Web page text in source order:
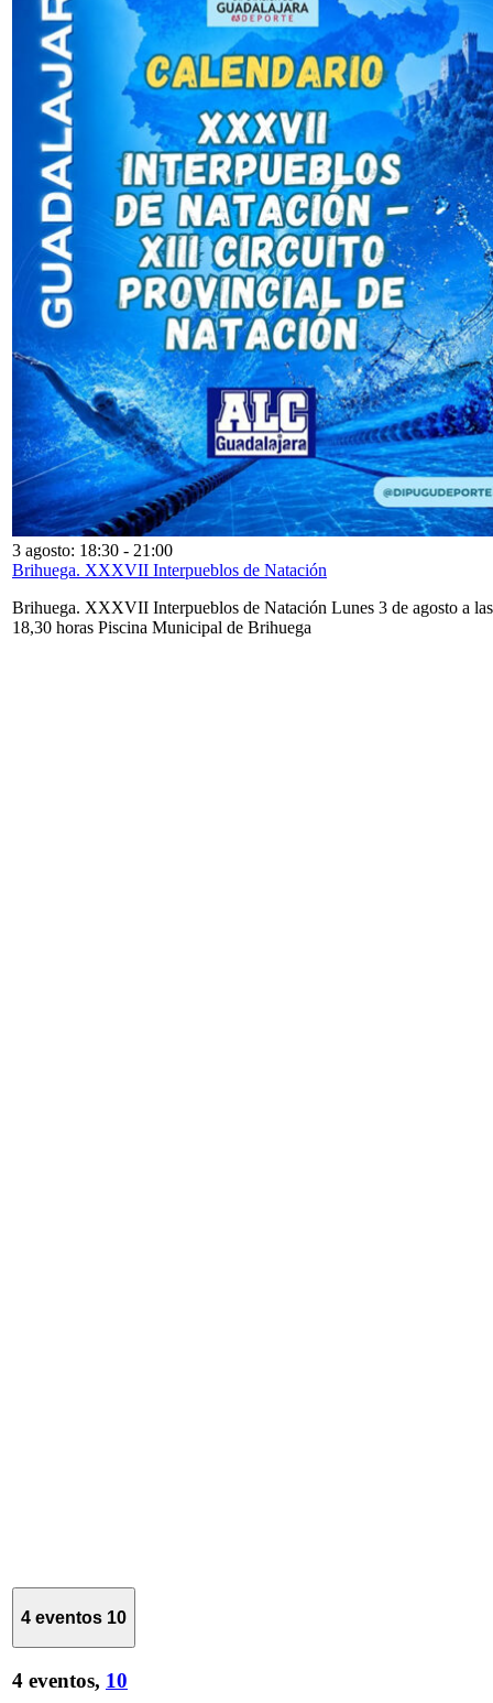
3 agosto: 18:30 - 21:00
Brihuega. XXXVII Interpueblos de Natación
Brihuega. XXXVII Interpueblos de Natación Lunes 3 de agosto a las
18,30 horas Piscina Municipal de Brihuega
4 eventos 10
4 eventos, 10